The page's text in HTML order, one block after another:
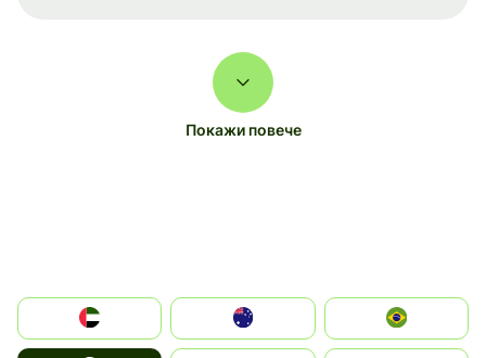
Покажи повече
الإمارات العربية المتحدة